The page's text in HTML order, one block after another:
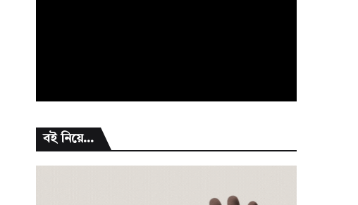
বই নিয়ে...